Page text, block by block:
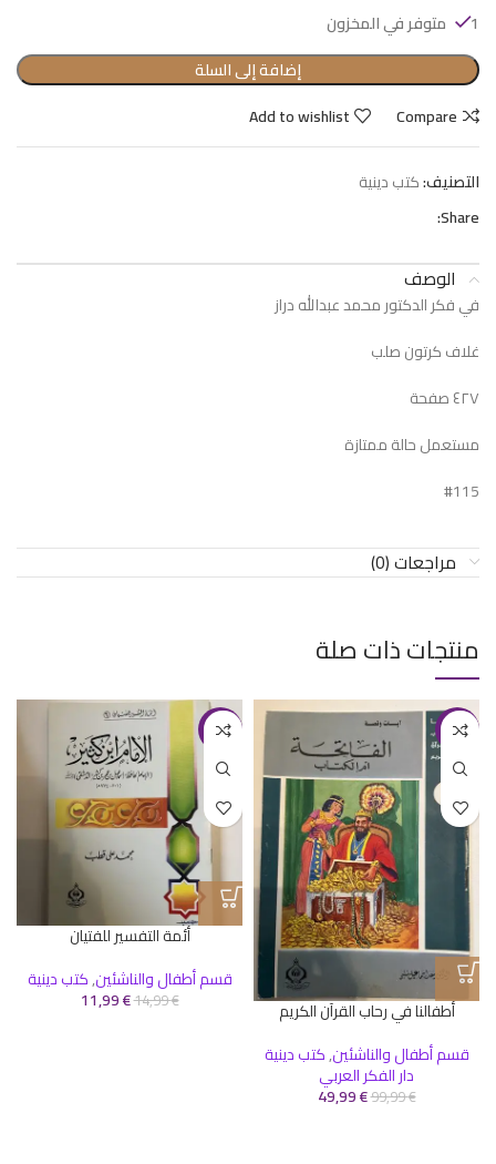
1 متوفر في المخزون
إضافة إلى السلة
Compare
Add to wishlist
التصنيف:كتب دينية
Share:
الوصف
في فكر الدكتور محمد عبدالله دراز
غلاف كرتون صلب
٤٢٧ صفحة
مستعمل حالة ممتازة
#115
مراجعات (0)
منتجات ذات صلة
-50%
أطفالنا في رحاب القرآن الكريم
قسم أطفال والناشئين,كتب دينية
دار الفكر العربي
99,99€
49,99€
-20%
أئمة التفسير للفتيان
قسم أطفال والناشئين,كتب دينية
14,99€
11,99€